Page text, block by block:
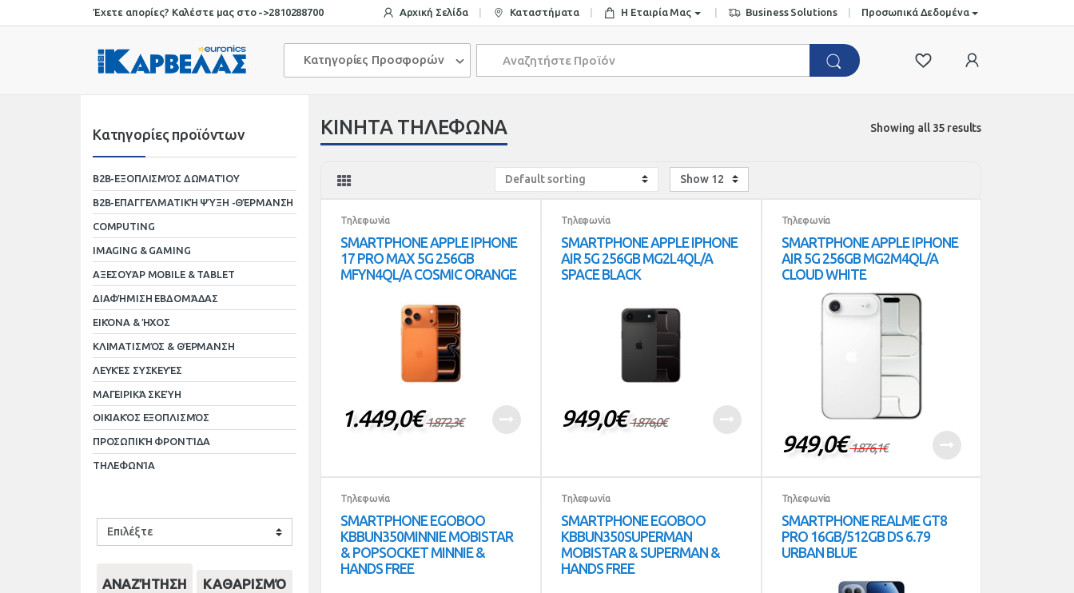
to
to
Έχετε απορίες? Καλέστε μας στο ->2810288700 Αρχική Σελίδα Καταστήματα Η Εταιρία Μας Business Solutions Προσωπικά Δεδομένα
Κατηγορίες Προσφορών
ΚΙΝΗΤΑ ΤΗΛΕΦΩΝΑ Showing all 35 results
Τηλεφωνία
SMARTPHONE APPLE IPHONE
17 PRO MAX 5G 256GB
MFYN4QL/A COSMIC ORANGE
1.449,0€ 1.872,3€
Τηλεφωνία
SMARTPHONE APPLE IPHONE
AIR 5G 256GB MG2L4QL/A
SPACE BLACK
949,0€ 1.876,0€
Τηλεφωνία
SMARTPHONE APPLE IPHONE
AIR 5G 256GB MG2M4QL/A
CLOUD WHITE
949,0€ 1.876,1€
Τηλεφωνία
SMARTPHONE EGOBOO
KBBUN350MINNIE MOBISTAR
& POPSOCKET MINNIE &
HANDS FREE
Τηλεφωνία
SMARTPHONE EGOBOO
KBBUN350SUPERMAN
MOBISTAR & SUPERMAN &
HANDS FREE
Τηλεφωνία
SMARTPHONE REALME GT8
PRO 16GB/512GB DS 6.79
URBAN BLUE
Κατηγορίες προϊόντων
B2B-ΕΞΟΠΛΙΣΜΌΣ ΔΩΜΑΤΊΟΥ
B2B-ΕΠΑΓΓΕΛΜΑΤΙΚΉ ΨΎΞΗ -ΘΈΡΜΑΝΣΗ
COMPUTING
IMAGING & GAMING
ΑΞΕΣΟΥΆΡ MOBILE & TABLET
ΔΙΑΦΉΜΙΣΗ ΕΒΔΟΜΆΔΑΣ
ΕΙΚΌΝΑ & ΉΧΟΣ
ΚΛΙΜΑΤΙΣΜΌΣ & ΘΈΡΜΑΝΣΗ
ΛΕΥΚΈΣ ΣΥΣΚΕΥΈΣ
ΜΑΓΕΙΡΙΚΆ ΣΚΕΎΗ
ΟΙΚΙΑΚΌΣ ΕΞΟΠΛΙΣΜΌΣ
ΠΡΟΣΩΠΙΚΉ ΦΡΟΝΤΊΔΑ
ΤΗΛΕΦΩΝΊΑ
ΑΝΑΖΉΤΗΣΗ
ΚΑΘΑΡΙΣΜΌ